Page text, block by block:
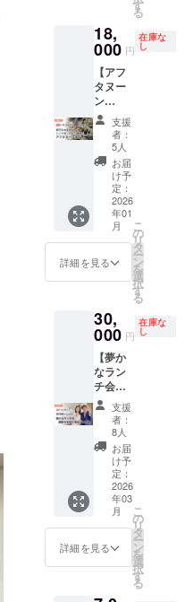
記載を
お願い
しま
す。
【書籍
概要】
・「奪
われな
い！お
金を守
る７つ
の習
慣」 ・
きずな
出版 ・
著者：
千葉祥
第、順
次発送
いたし
ます。
※国内発
送のみ
に対応
してい
ます。
著者：
千葉祥
子 ※書
籍は発
売次
第、順
次発送
いたし
ます。
※国内発
送のみ
に対応
してい
ます。
1月以降
にてご
連絡を
させて
いただ
きま
す。 ※
イベン
トの内
容につ
きまし
て、公
序良俗
に反す
るテー
マはお
せてい
ただき
でご了
承下さ
い。 ※
開催場
所にか
かる費
用や、
実施場
所に行
くまで
の交通
費・宿
泊費は
含みま
せん。
※会場
費・備
品費な
ど イベ
関わる
形式：
オンラ
イン会
場での
司会 開
催日：
2026年
2月から
12月末
までの
間で購
入者と
日程調
整。 ※
クラウ
ンディ
ング終
1月以降
メール
にてご
連絡を
させて
いただ
きま
す。 ※
イベン
トの内
容につ
きまし
て、公
序良俗
に反す
マはお
断りさ
ただき
がチャ
ンスで
す！
▼▼▼
リター
ン詳細
▼▼▼
形式：
オンラ
インに
よるコ
ンサル
ティン
グ プロ
ジェク
日：
2026年
2月から
間で購
入者と
調整 期
間：6ヶ
月 人
数：3名
主なプ
ログラ
ム内
容： ・
「ホリ
ティッ
クプロ
デュー
ログラ
ム」 ・
ツーマ
ださ
い。
▼▼▼
リター
ン詳細
▼▼▼
ご希望
のお名
前が
入った
スタン
ド花を
2025年
12月26
日(金)の
謝イベ
ントの
て頂き
ます。
※「備考
欄」
（必
須）
に、個
人名ま
たは法
人名を
必ずご
記入く
ださ
い。
（いた
お名前
は、立
＋サイ
ン本1冊
のリ
ターン
です。
＊パー
ティー
参加権
も付い
ており
ますの
でご注
意くだ
さい。
しょう
この著
書「奪
る７つ
の習
慣」初
出版の
感謝の
気持ち
を込め
て出版
記念講
演会＆
パー
ティー
を開催
しま
す。 会
しょう
こが大
伝いを
しませ
んか？
あなた
が本を
出版す
る時の
予祝に
もなり
ます！
発送を
手伝い
なが
ら、
しょう
この出
版秘話
籍発送
が終
わった
ら、お
疲れ様
懇親会
を予定
してい
ます。
一仕事
した後
の食事
は楽し
いも
の。
アット
ホーム
す
る
18,
000 円
在庫な
し
【アフ
タヌー
ン
ティー
＠リッ
ツカー
ルトン
東京】
豊かな
時間を
しょう
こと一
緒に！
+サイン
本1冊
ザ・
ツ・
カール
トン東
京 45階
THE
LOBBY
LOUNG
Eにて、
豊かな
時間を
しょう
こと共
に過ご
しま
しょ
う。 心
地よい
支援
者：
5人
お届
け予
定：
2026
年01
月
詳細を見る
こ
の
リ
タ
ー
ン
を
選
択
す
る
30,
000 円
在庫な
し
【夢か
なラン
チ会】
望月俊
孝さん
としょ
うこと
一緒に
ランチ
会＋サ
イン本2
100万部
の大ベ
ストセ
ラー、
支援
者：
8人
お届
け予
定：
2026
年03
月
詳細を見る
こ
の
リ
タ
ー
ン
を
選
択
す
る